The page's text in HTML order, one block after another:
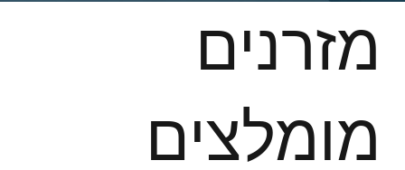
מזרנים
מומלצים